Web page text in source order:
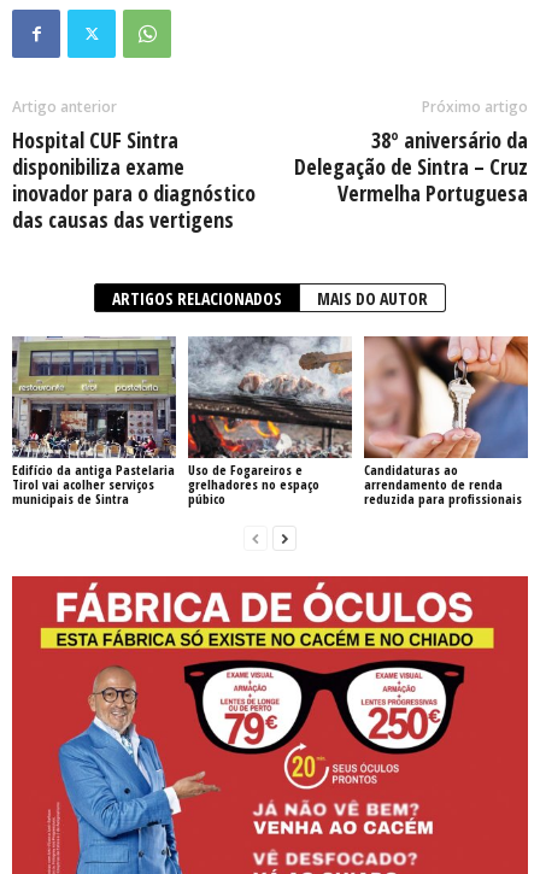
Artigo anterior
Hospital CUF Sintra
disponibiliza exame
inovador para o diagnóstico
das causas das vertigens
Próximo artigo
38º aniversário da
Delegação de Sintra – Cruz
Vermelha Portuguesa
ARTIGOS RELACIONADOS MAIS DO AUTOR
Edifício da antiga Pastelaria
Tirol vai acolher serviços
municipais de Sintra
Uso de Fogareiros e
grelhadores no espaço
púbico
Candidaturas ao
arrendamento de renda
reduzida para profissionais